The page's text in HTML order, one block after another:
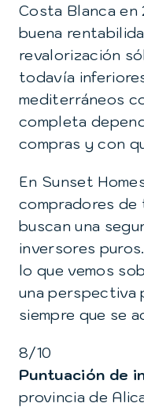
Costa Blanca
buena
revalorización
todavía
mediterráneos
completa
compras y con
En Sunset
compradores
buscan una
inversores
lo que vemos
una perspectiva
siempre que se
8/10
Puntuación de
provincia de